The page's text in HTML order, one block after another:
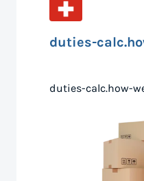
duties-
duties-calc.how-